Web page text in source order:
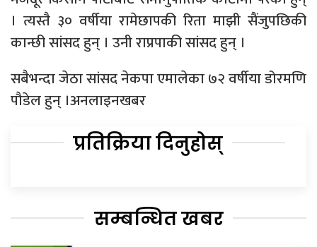
। त्यस्तै ३० वर्षीया रामेछापकी रिता माझी सैंजुपछिकी
कान्छी सांसद हुन् । उनी राप्रपाकी सांसद हुन् ।
सबैभन्दा जेठा सांसद नेकपा एमालेका ७२ वर्षीया डोरमणि
पौडेल हुन् ।अनलाइनखबर
प्रतिक्रिया दिनुहोस्
सम्बन्धित खबर